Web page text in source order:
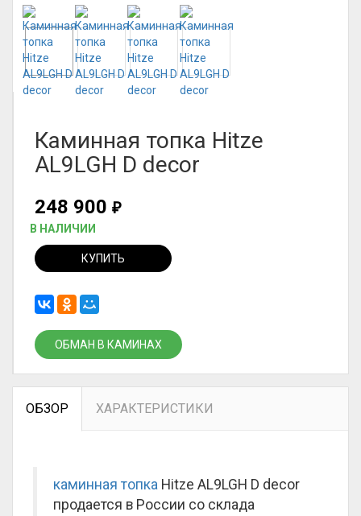
Каминная топка Hitze
AL9LGH D decor
248 900 ₽
В НАЛИЧИИ
КУПИТЬ
ОБМАН В КАМИНАХ
ОБЗОР ХАРАКТЕРИСТИКИ
каминная топка Hitze AL9LGH D decor
продается в России со склада